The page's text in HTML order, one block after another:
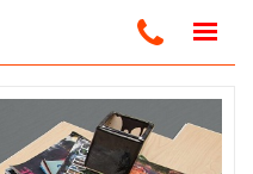
Sàn Nhựa Eco Tile